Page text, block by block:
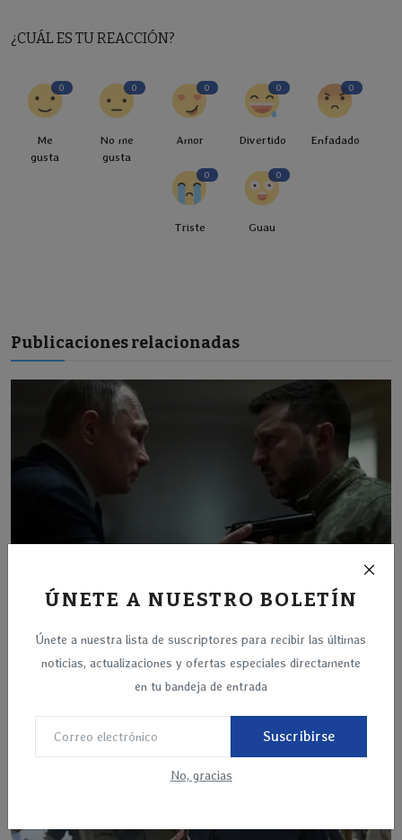
ÚNETE A NUESTRO BOLETÍN
Únete a nuestra lista de suscriptores para recibir las últimas
noticias, actualizaciones y ofertas especiales directamente
en tu bandeja de entrada
Suscribirse
No, gracias
¿CUÁL ES TU REACCIÓN?
0
Me
gusta
0
No me
gusta
0
Amor
0
Divertido
0
Enfadado
0
Triste
0
Guau
Publicaciones relacionadas
Rusia rechaza la tregua: Vladimir Putin no